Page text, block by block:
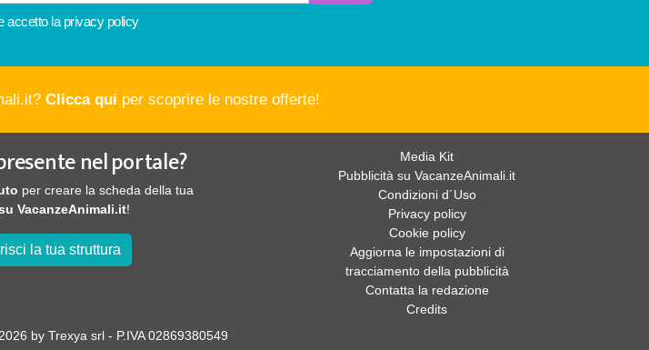
accetto la privacy policy
Clicca qui per scoprire le nostre offerte!
nel portale?
per creare la scheda della tua
VacanzeAnimali.it!
la tua struttura
Media Kit
Pubblicità su VacanzeAnimali.it
Condizioni d´Uso
Privacy policy
Cookie policy
Aggiorna le impostazioni di
tracciamento della pubblicità
Contatta la redazione
Credits
by Trexya srl - P.IVA 02869380549